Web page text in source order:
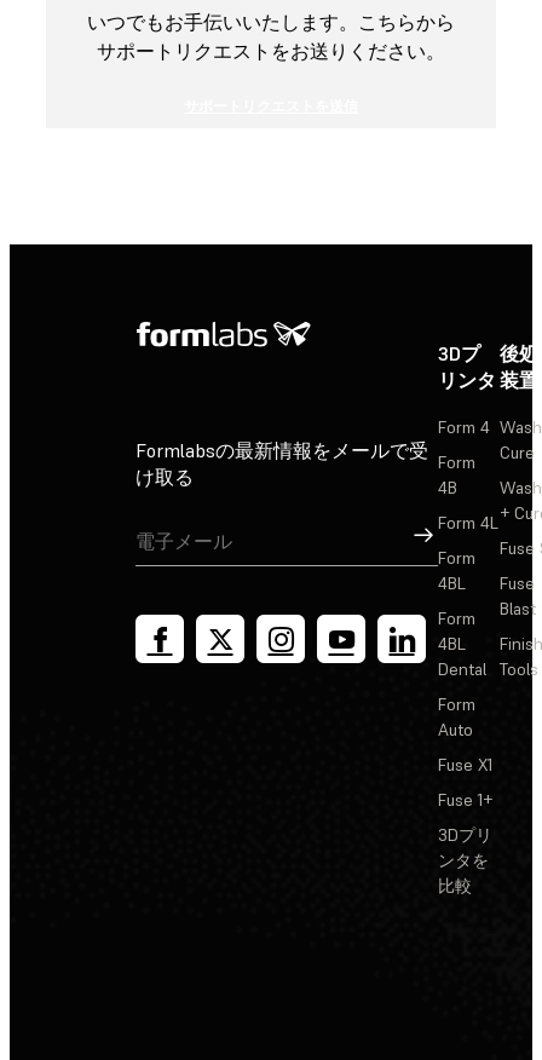
いつでもお手伝いいたします。こちらから
サポートリクエストをお送りください。
Formlabsの最新情報をメールで受
け取る
サインアップ
3Dプ
リンタ
Form 4
Form
4B
Form 4L
Form
4BL
Form
4BL
Dental
Form
Auto
Fuse X1
Fuse 1+
3Dプリ
ンタを
比較
後
装置
Cure
+
Fuse
Fuse
Blast
Tools